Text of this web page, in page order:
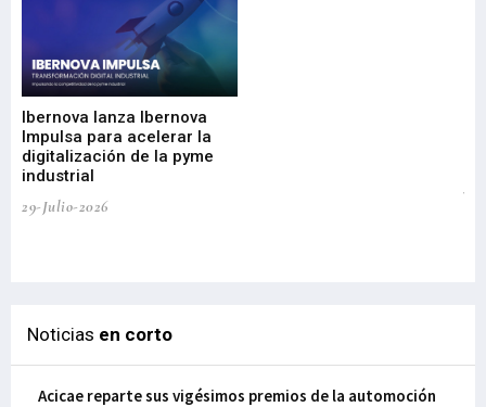
Ibernova lanza Ibernova
Impulsa para acelerar la
digitalización de la pyme
industrial
29-Julio-2026
Noticias en corto
Acicae reparte sus vigésimos premios de la automoción